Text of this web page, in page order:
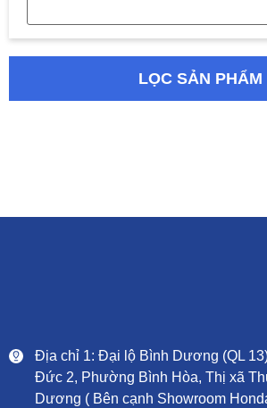
LỌC SẢN PHẨM
Địa chỉ 1: Đại lộ Bình Dương (QL
Đức 2, Phường Bình Hòa, Thị xã
Dương ( Bên cạnh Showroom